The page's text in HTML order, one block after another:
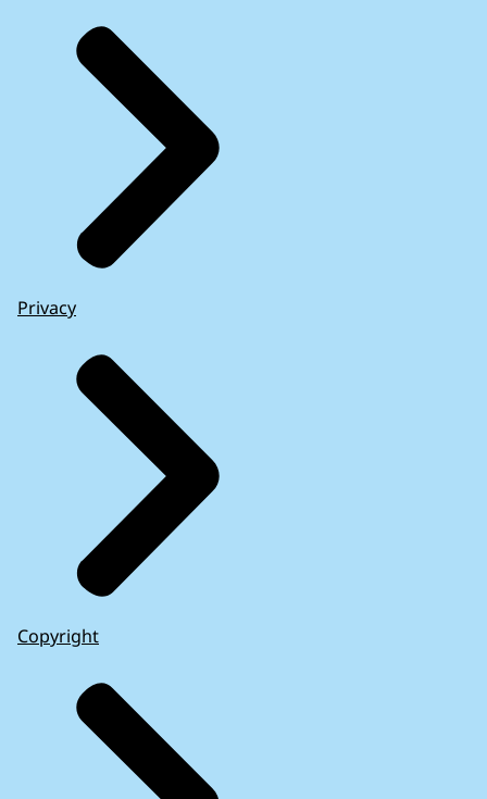
Privacy
Copyright